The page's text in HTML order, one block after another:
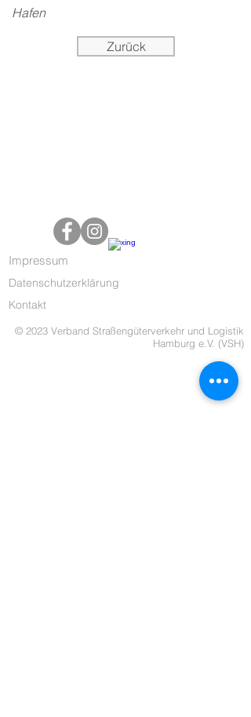
Hafen
Zurück
Impressum
Datenschutzerklärung
Kontakt
© 2023 Verband Straßengüterverkehr und Logistik
Hamburg e.V. (VSH)